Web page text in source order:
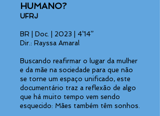
HUMANO?
UFRJ
BR | Doc. | 2023 | 4’14’’
Dir.: Rayssa Amaral
Buscando reafirmar o lugar da mulher
e da mãe na sociedade para que não
se torne um espaço unificado, este
documentário traz a reflexão de algo
que há muito tempo vem sendo
esquecido: Mães também têm sonhos.